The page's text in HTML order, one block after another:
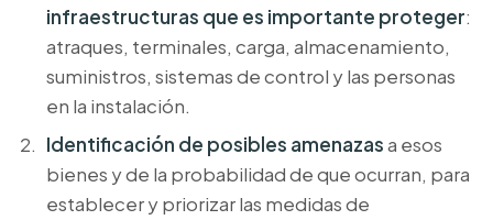
infraestructuras que es importante proteger:
atraques, terminales, carga, almacenamiento,
suministros, sistemas de control y las personas
en la instalación.
Identificación de posibles amenazasa esos
bienes y de la probabilidad de que ocurran, para
establecer y priorizar las medidas de